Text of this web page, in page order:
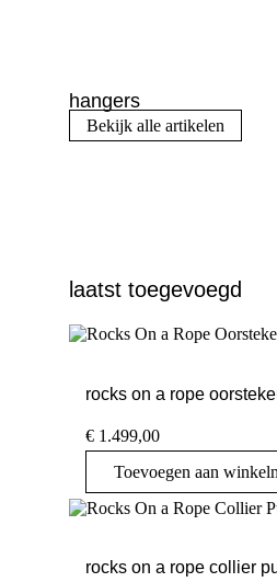
hangers
Bekijk alle artikelen
laatst toegevoegd
rocks on a rope
€ 1.499,00
Toevoegen aan
rocks on a rope collier